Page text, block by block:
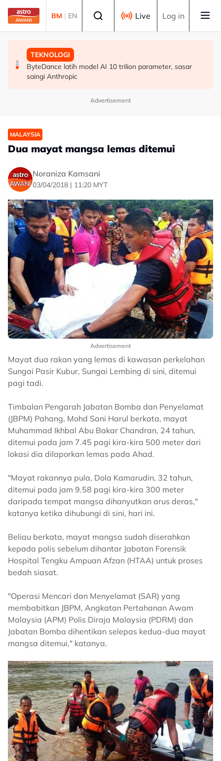
Skip to main content
BM | EN Live Log in
MALAYSIA
Kapal LMSB2 ketiga dilancarkan, dinamakan Tunku
Osman Jewa
POLITIK
Tiada tawaran sertai Kerajaan Perpaduan, kita tunggu
dan lihat' - Pas
TEKNOLOGI
ByteDance latih model AI 10 trilion parameter, sasar
saingi Anthropic
Advertisement
MALAYSIA
Dua mayat mangsa lemas ditemui
Noraniza Kamsani
03/04/2018 | 11:20 MYT
Advertisement
Mayat dua rakan yang lemas di kawasan perkelahan
Sungai Pasir Kubur, Sungai Lembing di sini, ditemui
pagi tadi.
Timbalan Pengarah Jabatan Bomba dan Penyelamat
(JBPM) Pahang, Mohd Sani Harul berkata, mayat
Muhammad Ikhbal Abu Bakar Chandran, 24 tahun,
ditemui pada jam 7.45 pagi kira-kira 500 meter dari
lokasi dia dilaporkan lemas pada Ahad.
"Mayat rakannya pula, Dola Kamarudin, 32 tahun,
ditemui pada jam 9.58 pagi kira-kira 300 meter
daripada tempat mangsa dihanyutkan arus deras,"
katanya ketika dihubungi di sini, hari ini.
Beliau berkata, mayat mangsa sudah diserahkan
kepada polis sebelum dihantar Jabatan Forensik
Hospital Tengku Ampuan Afzan (HTAA) untuk proses
bedah siasat.
"Operasi Mencari dan Menyelamat (SAR) yang
membabitkan JBPM, Angkatan Pertahanan Awam
Malaysia (APM) Polis Diraja Malaysia (PDRM) dan
Jabatan Bomba dihentikan selepas kedua-dua mayat
mangsa ditemui," katanya.